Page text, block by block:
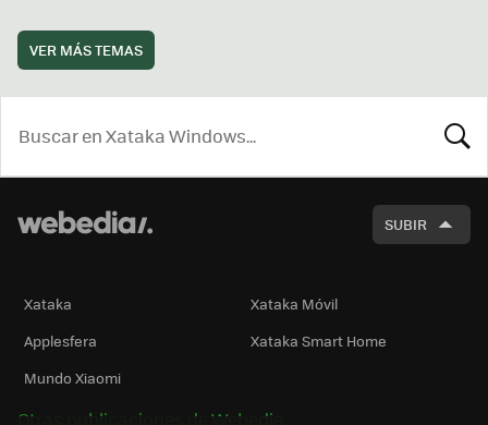
VER MÁS TEMAS
SUBIR
Xataka
Xataka Móvil
Applesfera
Xataka Smart Home
Mundo Xiaomi
Otras publicaciones de Webedia